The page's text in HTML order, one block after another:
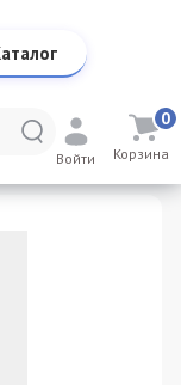
Войти Корзина
0
раковин